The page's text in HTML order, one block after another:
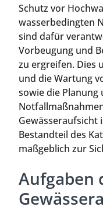
Schutz vor
wasserbedingten
sind dafür
Vorbeugung und
zu ergreifen. Dies
und die Wartung
sowie die Planung
Gewässeraufsicht
Bestandteil des
maßgeblich zur
Aufgaben